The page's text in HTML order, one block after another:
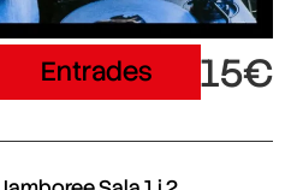
Entrades 15€